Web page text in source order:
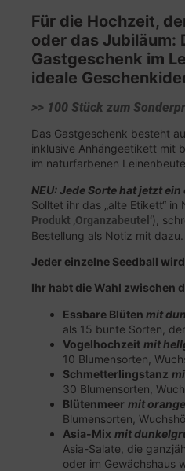
Für die Hochzeit,
oder das Jubiläum:
Gastgeschenk im
ideale
>> 100 Stück zum
Das Gastgeschenk besteht
inklusive Anhängeetikett mit
im naturfarbenen
NEU: Jede Sorte hat jetzt
Solltet ihr das „alte Etikett“
Produkt ‚Organzabeutel‘),
Bestellung als Notiz mit dazu.
Jeder einzelne Seedball
Ihr habt die Wahl zwischen
Essbare Blüten mit
als 15 bunte Sorten,
Vogelhochzeit mit
10 Blumensorten,
Schmetterlingstanz
30 Blumensorten,
Blütenmeer mit
Blumensorten,
Asia-Mix mit
Asia-Salate, die
oder im Gewächshaus